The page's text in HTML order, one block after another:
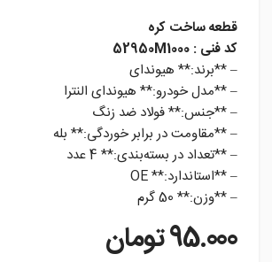
قطعه ساخت کره
کد فنی : 52950M1000
– **برند:** هیوندای
– **مدل خودرو:** هیوندای النترا
– **جنس:** فولاد ضد زنگ
– **مقاومت در برابر خوردگی:** بله
– **تعداد در بسته‌بندی:** 4 عدد
– **استاندارد:** OE
– **وزن:** 50 گرم
95.000تومان